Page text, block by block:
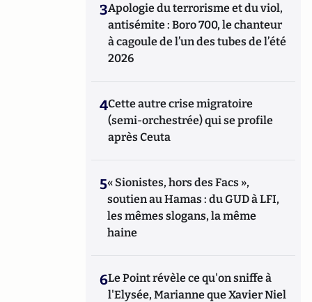
3Apologie du terrorisme et du viol,
antisémite : Boro 700, le chanteur
à cagoule de l’un des tubes de l’été
2026
4Cette autre crise migratoire
(semi-orchestrée) qui se profile
après Ceuta
5« Sionistes, hors des Facs »,
soutien au Hamas : du GUD à LFI,
les mêmes slogans, la même
haine
6Le Point révèle ce qu'on sniffe à
l'Elysée, Marianne que Xavier Niel